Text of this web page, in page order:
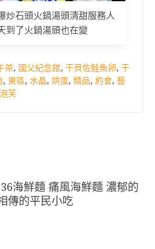
炒石頭火鍋湯頭清甜服務人
到了火鍋湯頭也在變
茶, 國父紀念館, 干貝佐鮭魚卵, 干
, 東區, 水晶, 烘蛋, 精品, 約會, 藝
芙
海鮮麵 痛風海鮮麵 濃郁的
傳的平民小吃